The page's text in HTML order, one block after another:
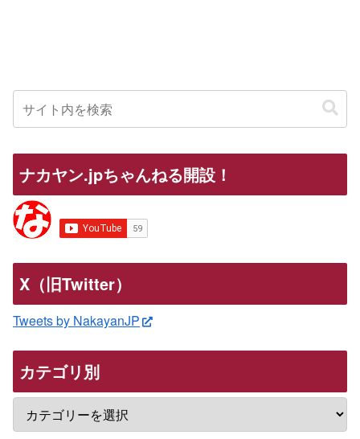
ナカヤン.jpちゃんねる開設！
X（旧Twitter）
Tweets by NakayanJP
カテゴリ別